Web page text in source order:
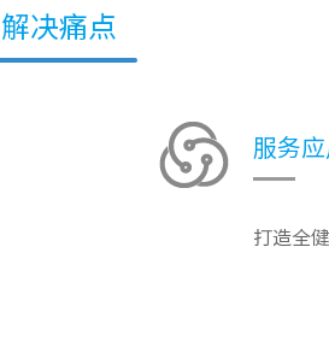
解决痛点
服务
打造全